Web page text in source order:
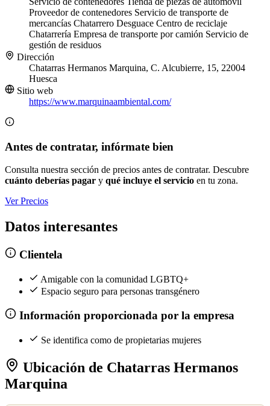
Proveedor de contenedores Servicio de transporte de
mercancías Chatarrero Desguace Centro de reciclaje
Chatarrería Empresa de transporte por camión Servicio de
gestión de residuos
Dirección
Chatarras Hermanos Marquina, C. Alcubierre, 15, 22004
Huesca
Sitio web
https://www.marquinaambiental.com/
Antes de contratar, infórmate bien
Consulta nuestra sección de precios antes de contratar. Descubre
cuánto deberías pagar y qué incluye el servicio en tu zona.
Ver Precios
Datos interesantes
Clientela
Amigable con la comunidad LGBTQ+
Espacio seguro para personas transgénero
Información proporcionada por la empresa
Se identifica como de propietarias mujeres
Ubicación de Chatarras Hermanos
Marquina